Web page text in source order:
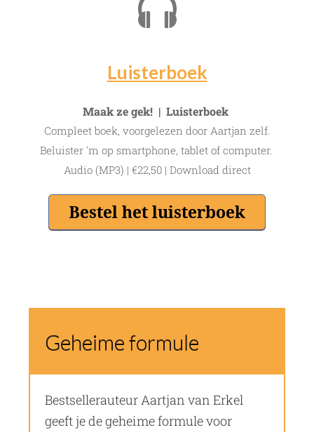
Luisterboek
Maak ze gek! | Luisterboek
Compleet boek, voorgelezen door Aartjan zelf.
Beluister 'm op smartphone, tablet of computer.
Audio (MP3) | €22,50 | Download direct
Geheime formule
Bestsellerauteur Aartjan van Erkel
geeft je de geheime formule voor